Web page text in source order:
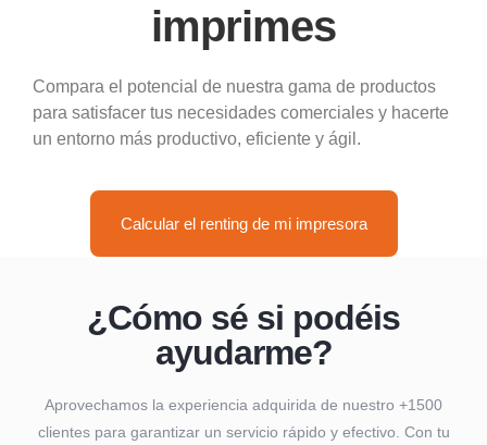
imprimes
Compara el potencial de nuestra gama de productos
para satisfacer tus necesidades comerciales y hacerte
un entorno más productivo, eficiente y ágil.
Calcular el renting de mi impresora
¿Cómo sé si podéis
ayudarme?
Aprovechamos la experiencia adquirida de nuestro +1500
clientes para garantizar un servicio rápido y efectivo. Con tu